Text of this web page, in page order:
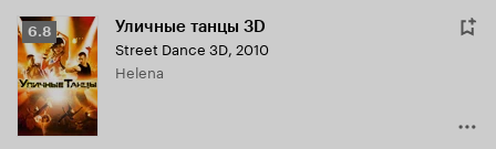
Рейтинг
Кинопоиска
6.8
6.8 Уличные танцы 3D
Street Dance 3D, 2010
Helena